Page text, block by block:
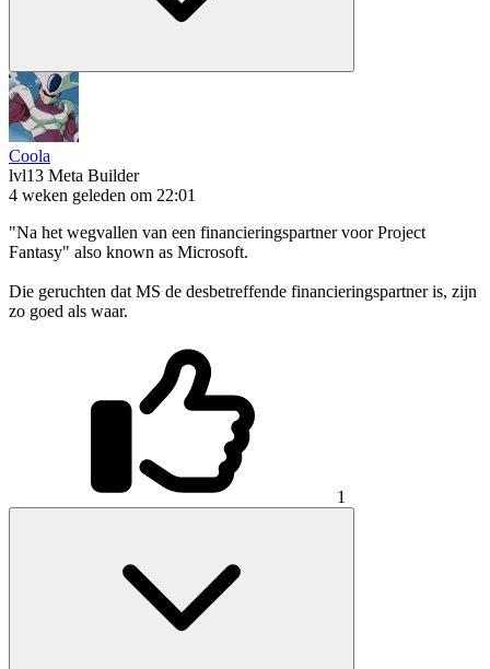
Coola
lvl13 Meta Builder
4 weken geleden om 22:01
"Na het wegvallen van een financieringspartner voor Project
Fantasy" also known as Microsoft.
Die geruchten dat MS de desbetreffende financieringspartner is, zijn
zo goed als waar.
1